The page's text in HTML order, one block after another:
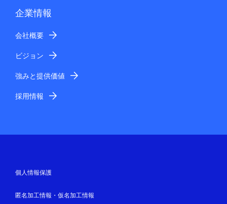
企業情報
会社概要
ビジョン
強みと提供価値
採用情報
個人情報保護
匿名加工情報・仮名加工情報